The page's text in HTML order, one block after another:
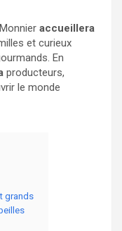
accueillera
et curieux
En
producteurs,
le monde
grands